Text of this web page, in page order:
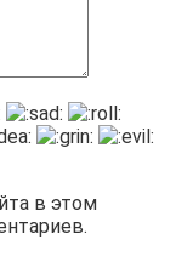
в этом